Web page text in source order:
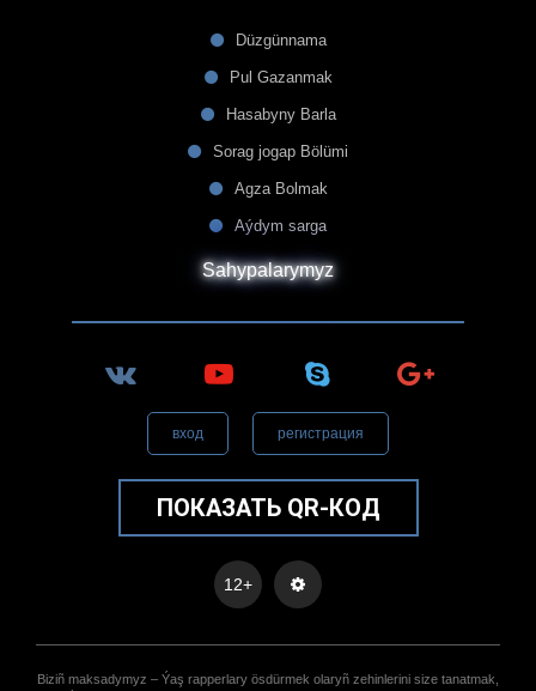
Düzgünnama
Pul Gazanmak
Hasabyny Barla
Sorag jogap Bölümi
Agza Bolmak
Aýdym sarga
Sahypalarymyz
вход регистрация
ПОКАЗАТЬ QR-КОД
12+
Biziñ maksadymyz – Ýaş rapperlary ösdürmek olaryñ zehinlerini size tanatmak,